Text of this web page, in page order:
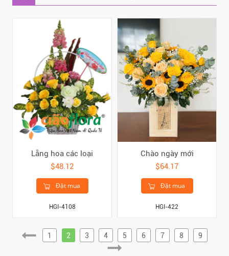
Lẵng hoa các loại
$48.12
Đặt mua
HGI-4108
Chào ngày mới
$64.17
Đặt mua
HGI-422
1 2 3 4 5 6 7 8 9